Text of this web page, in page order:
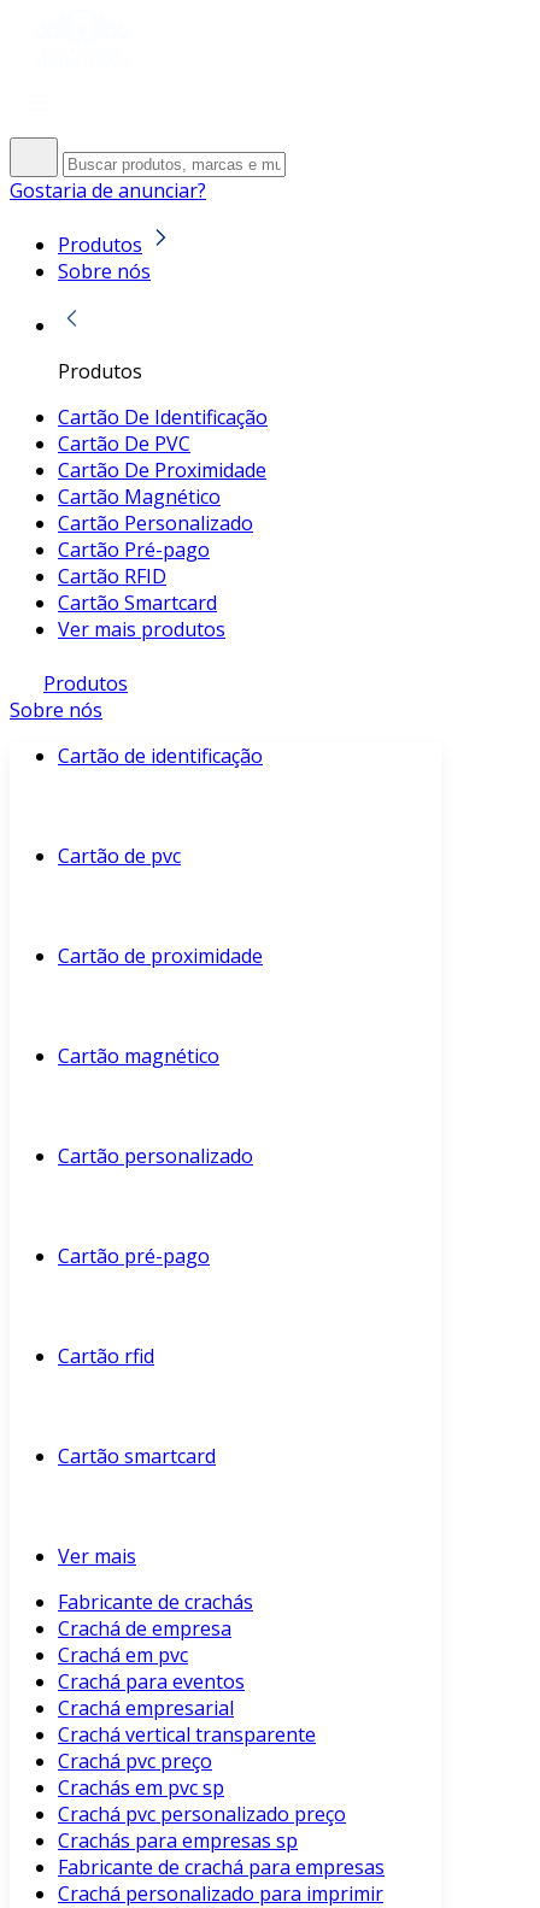
Gostaria de anunciar?
Produtos
Sobre nós
Produtos
Cartão De Identificação
Cartão De PVC
Cartão De Proximidade
Cartão Magnético
Cartão Personalizado
Cartão Pré-pago
Cartão RFID
Cartão Smartcard
Ver mais produtos
Produtos
Sobre nós
Cartão de identificação
Cartão de pvc
Cartão de proximidade
Cartão magnético
Cartão personalizado
Cartão pré-pago
Cartão rfid
Cartão smartcard
Ver mais
Fabricante de crachás
Crachá de empresa
Crachá em pvc
Crachá para eventos
Crachá empresarial
Crachá vertical transparente
Crachá pvc preço
Crachás em pvc sp
Crachá pvc personalizado preço
Crachás para empresas sp
Fabricante de crachá para empresas
Crachá personalizado para imprimir